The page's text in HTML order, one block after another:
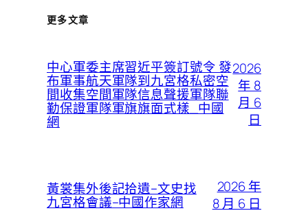
更多文章
中心軍委主席習近平簽訂號令 發
布軍事航天軍隊到九宮格私密空
間收集空間軍隊信息聲援軍隊聯
勤保證軍隊軍旗旗面式樣_中國
網
2026
年 8
月 6
日
黃裳集外後記拾遺–文史找
九宮格會議–中國作家網
2026 年
8 月 6 日